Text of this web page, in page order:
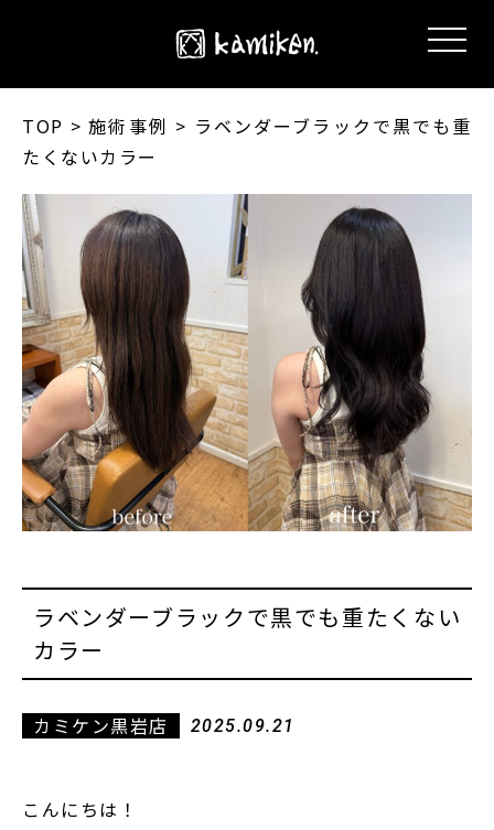
TOP > 施術事例 > ラベンダーブラックで黒でも重
たくないカラー
ラベンダーブラックで黒でも重たくない
カラー
カミケン黒岩店 2025.09.21
こんにちは！